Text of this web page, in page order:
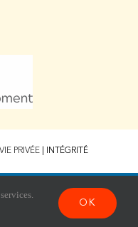
VIE PRIVÉE INTÉGRITÉ
OK
de développement. Passez à une
remove this banner